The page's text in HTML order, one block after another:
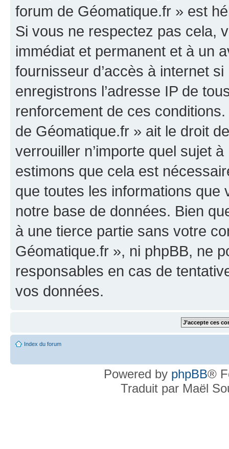
forum de Géomatique.fr » est
Si vous ne respectez pas cela,
immédiat et permanent et à un
fournisseur d’accès à internet
enregistrons l’adresse IP de
renforcement de ces
de Géomatique.fr » ait le droit
verrouiller n’importe quel sujet
estimons que cela est
que toutes les informations
notre base de données. Bien
à une tierce partie sans votre
Géomatique.fr », ni phpBB, ne
responsables en cas de
vos données.
Index du forum
Powered by phpBB®
Traduit par Maël